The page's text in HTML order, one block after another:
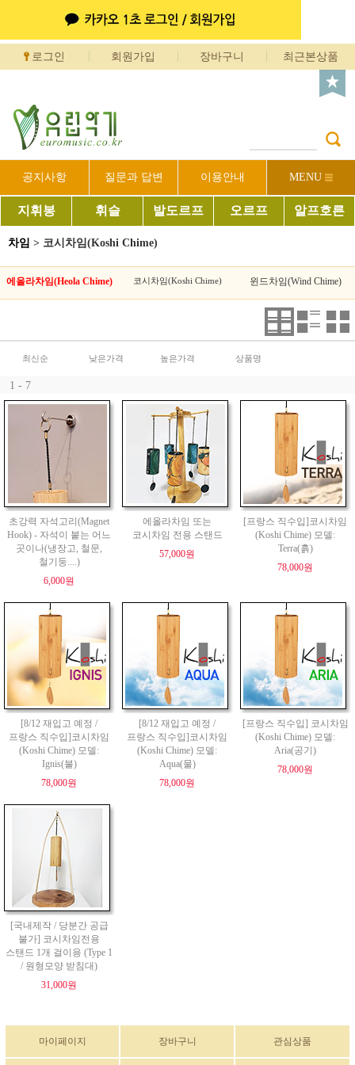
로그인 회원가입 장바구니 최근본상품
공지사항 질문과 답변 이용안내 MENU
지휘봉 휘슬 발도르프 오르프 알프호른
차임 > 코시차임(Koshi Chime)
에올라차임(Heola Chime) 코시차임(Koshi Chime) 윈드차임(Wind Chime)
최신순 낮은가격 높은가격 상품명
1 - 7
초강력 자석고리(Magnet
Hook) - 자석이 붙는 어느
곳이나(냉장고, 철문,
철기둥....)
6,000원
에올라차임 또는
코시차임 전용 스탠드
57,000원
[프랑스 직수입]코시차임
(Koshi Chime) 모델:
Terra(흙)
78,000원
[8/12 재입고 예정 /
프랑스 직수입]코시차임
(Koshi Chime) 모델:
Ignis(불)
78,000원
[8/12 재입고 예정 /
프랑스 직수입]코시차임
(Koshi Chime) 모델:
Aqua(물)
78,000원
[프랑스 직수입] 코시차임
(Koshi Chime) 모델:
Aria(공기)
78,000원
[국내제작 / 당분간 공급
불가] 코시차임전용
스탠드 1개 걸이용 (Type 1
/ 원형모양 받침대)
31,000원
마이페이지 장바구니 관심상품